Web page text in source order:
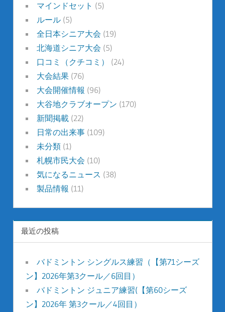
マインドセット (5)
ルール(5)
全日本シニア大会 (19)
北海道シニア大会 (5)
口コミ（クチコミ）
(24)
大会結果(76)
大会開催情報 (96)
大谷地クラブオープン (170)
新聞掲載(22)
日常の出来事(109)
未分類(1)
札幌市民大会 (10)
気になるニュース (38)
製品情報 (11)
最近の投稿
バドミントン シングルス練習（【第71シーズ
ン】2026年第3クール／6回目）
バドミントン ジュニア練習(【第60シーズ
ン】2026年 第3クール／4回目）